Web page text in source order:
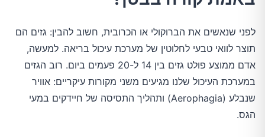
לפני שנאשים את הברוקולי או הכרובית, חשוב להבין: גזים הם
תוצר לוואי טבעי לחלוטין של מערכת עיכול בריאה. למעשה,
אדם ממוצע פולט גזים בין 14 ל-20 פעמים ביום. רוב הגזים
במערכת העיכול שלנו מגיעים משני מקורות עיקריים: אוויר
שנבלע (Aerophagia) ותהליך התסיסה של חיידקים במעי
הגס.